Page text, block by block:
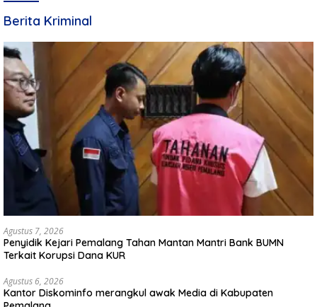
Berita Kriminal
Agustus 7, 2026
Penyidik Kejari Pemalang Tahan Mantan Mantri Bank BUMN
Terkait Korupsi Dana KUR
Agustus 6, 2026
Kantor Diskominfo merangkul awak Media di Kabupaten